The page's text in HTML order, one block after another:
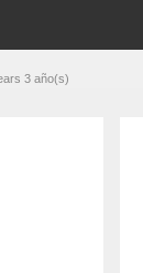
3 año(s)